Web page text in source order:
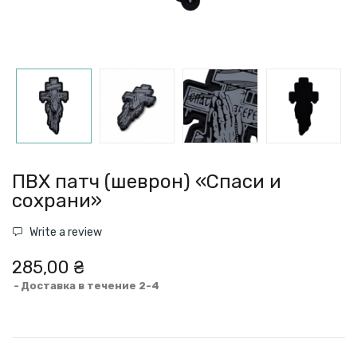
ПВХ патч (шеврон) «Спаси и
сохрани»
Write a review
285,00 ₴
Доставка в течение 2-4